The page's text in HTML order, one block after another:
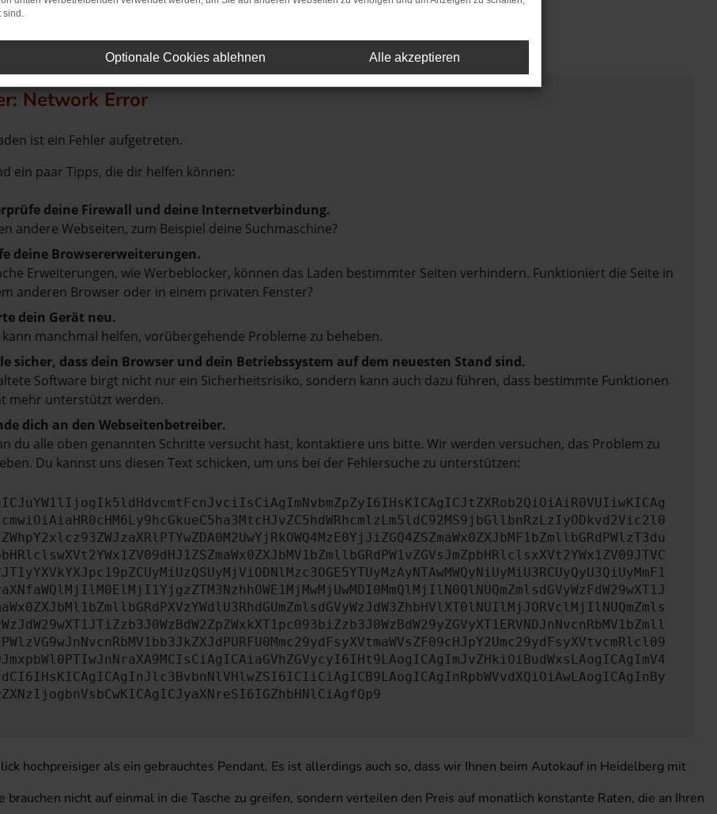
Network Error
ist ein Fehler aufgetreten.
ein paar Tipps, die dir helfen können:
deine Firewall und deine Internetverbindung.
andere Webseiten, zum Beispiel deine Suchmaschine?
deine Browsererweiterungen.
Erweiterungen, wie Werbeblocker, können das Laden bestimmter Seiten verhindern. Funktioniert die Seite in
anderen Browser oder in einem privaten Fenster?
dein Gerät neu.
kann manchmal helfen, vorübergehende Probleme zu beheben.
sicher, dass dein Browser und dein Betriebssystem auf dem neuesten Stand sind.
Software birgt nicht nur ein Sicherheitsrisiko, sondern kann auch dazu führen, dass bestimmte Funktionen
mehr unterstützt werden.
dich an den Webseitenbetreiber.
du alle oben genannten Schritte versucht hast, kontaktiere uns bitte. Wir werden versuchen, das Problem zu
Du kannst uns diesen Text schicken, um uns bei der Fehlersuche zu unterstützen:
hochpreisiger als ein gebrauchtes Pendant. Es ist allerdings auch so, dass wir Ihnen beim Autokauf in Heidelberg mit
nicht auf einmal in die Tasche zu greifen, sondern verteilen den Preis auf monatlich konstante Raten, die an Ihren
sind.
Optionale Cookies ablehnen Alle akzeptieren